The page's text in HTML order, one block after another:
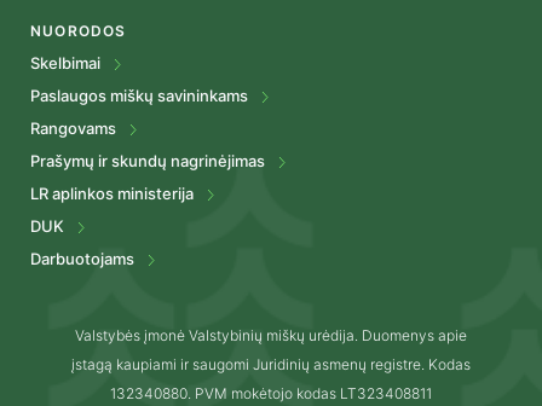
NUORODOS
Skelbimai
Paslaugos miškų savininkams
Rangovams
Prašymų ir skundų nagrinėjimas
LR aplinkos ministerija
DUK
Darbuotojams
Valstybės įmonė Valstybinių miškų urėdija. Duomenys apie
įstagą kaupiami ir saugomi Juridinių asmenų registre. Kodas
132340880. PVM mokėtojo kodas LT323408811